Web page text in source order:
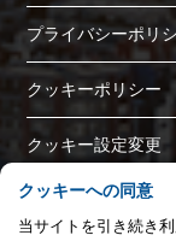
プライバシーポリ
クッキーポリシー
クッキー設定変更
クッキーへの同意
当サイトを引き続き
は通常ありませんが
ます。鈴与シンワー
Cookie については有
クリックすることで
おけるデフォルト設
た場合、サイトの利
細情報
不可欠な Cookie
パフォーマンス